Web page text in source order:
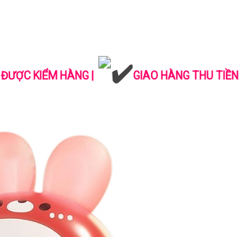
ĐƯỢC KIỂM HÀNG | GIAO HÀNG THU TIỀN |